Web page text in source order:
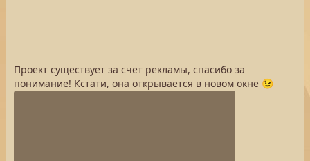
Проект существует за счёт рекламы, спасибо за
понимание! Кстати, она открывается в новом окне 😉